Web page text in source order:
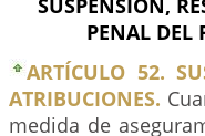
SUSPENSIÓN,
PENAL DEL
ARTÍCULO 52.
ATRIBUCIONES.
medida de